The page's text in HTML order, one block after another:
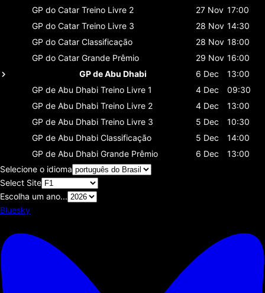
GP do Catar Treino Livre 2 27 Nov 17:00
GP do Catar Treino Livre 3 28 Nov 14:30
GP do Catar Classificaçāo 28 Nov 18:00
GP do Catar Grande Prêmio 29 Nov 16:00
GP de Abu Dhabi
6 Dec
13:00
GP de Abu Dhabi Treino Livre 1 4 Dec
09:30
GP de Abu Dhabi Treino Livre 2 4 Dec
13:00
GP de Abu Dhabi Treino Livre 3 5 Dec
10:30
GP de Abu Dhabi Classificaçāo 5 Dec
14:00
GP de Abu Dhabi Grande Prêmio 6 Dec
13:00
Selecione o idioma
Select Site
Escolha um ano...
Bluesky